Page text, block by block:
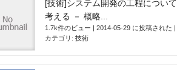
[技術]システム開発の工程について
考える － 概略...
1.7k件のビュー | 2014-05-29 に投稿された |
カテゴリ: 技術